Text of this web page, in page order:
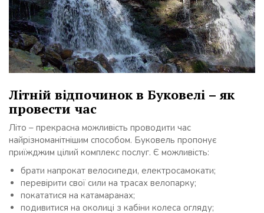
Літній відпочинок в Буковелі – як
провести час
Літо – прекрасна можливість проводити час
найрізноманітнішим способом. Буковель пропонує
приїжджим цілий комплекс послуг. Є можливість:
брати напрокат велосипеди, електросамокати;
перевірити свої сили на трасах велопарку;
покататися на катамаранах;
подивитися на околиці з кабіни колеса огляду;